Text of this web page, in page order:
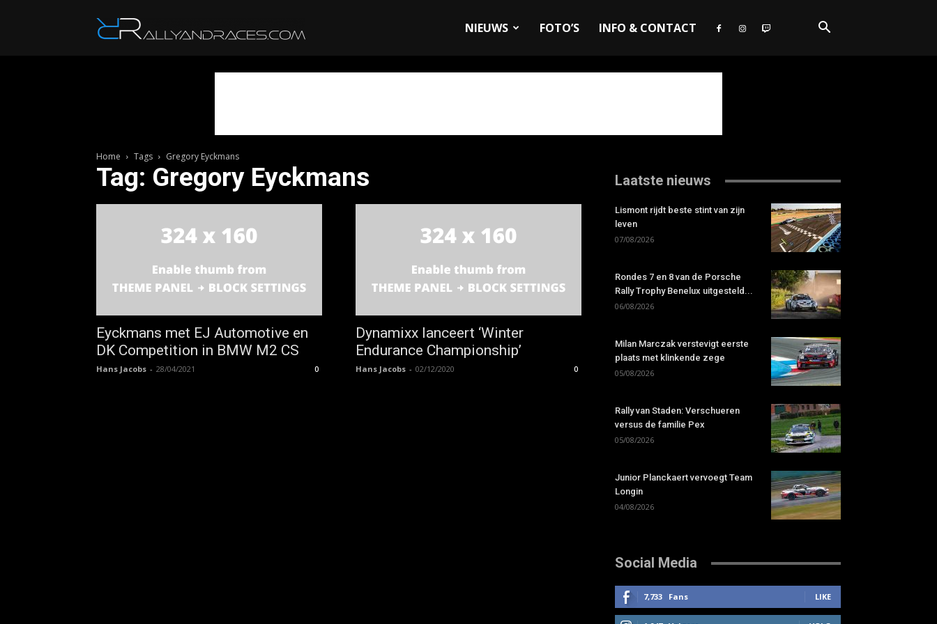
NIEUWS FOTO’S INFO & CONTACT
Home Tags Gregory Eyckmans
Tag: Gregory Eyckmans
Eyckmans met EJ Automotive en
DK Competition in BMW M2 CS
Hans Jacobs - 28/04/2021 0
Dynamixx lanceert ‘Winter
Endurance Championship’
Hans Jacobs - 02/12/2020 0
Laatste nieuws
Lismont rijdt beste stint van zijn
leven
07/08/2026
Rondes 7 en 8 van de Porsche
Rally Trophy Benelux uitgesteld...
06/08/2026
Milan Marczak verstevigt eerste
plaats met klinkende zege
05/08/2026
Rally van Staden: Verschueren
versus de familie Pex
05/08/2026
Junior Planckaert vervoegt Team
Longin
04/08/2026
Social Media
7,733 Fans LIKE